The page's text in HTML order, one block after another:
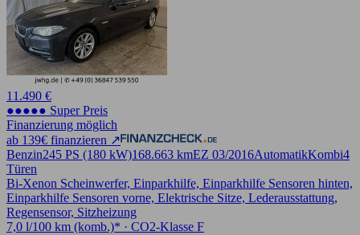
11.490 €
●●●●● Super Preis
Finanzierung möglich
ab 139€ finanzieren ↗
Benzin245 PS (180 kW)168.663 kmEZ 03/2016AutomatikKombi4
Türen
Bi-Xenon Scheinwerfer, Einparkhilfe, Einparkhilfe Sensoren hinten,
Einparkhilfe Sensoren vorne, Elektrische Sitze, Lederausstattung,
Regensensor, Sitzheizung
7,0 l/100 km (komb.)* · CO2-Klasse F